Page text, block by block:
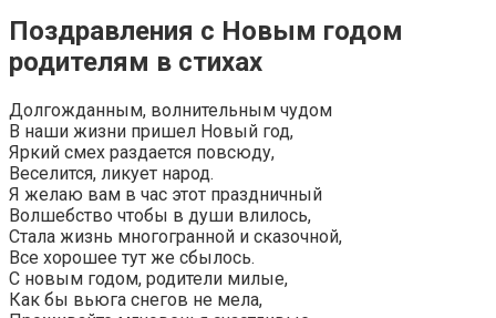
Поздравления с Новым годом
родителям в стихах
Долгожданным, волнительным чудом
В наши жизни пришел Новый год,
Яркий смех раздается повсюду,
Веселится, ликует народ.
Я желаю вам в час этот праздничный
Волшебство чтобы в души влилось,
Стала жизнь многогранной и сказочной,
Все хорошее тут же сбылось.
С новым годом, родители милые,
Как бы вьюга снегов не мела,